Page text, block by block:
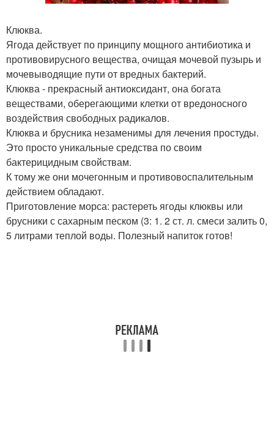
Клюква.
Ягода действует по принципу мощного антибиотика и
противовирусного вещества, очищая мочевой пузырь и
мочевыводящие пути от вредных бактерий.
Клюква - прекрасный антиоксидант, она богата
веществами, оберегающими клетки от вредоносного
воздействия свободных радикалов.
Клюква и брусника незаменимы для лечения простуды.
Это просто уникальные средства по своим
бактерицидным свойствам.
К тому же они мочегонным и противовоспалительным
действием обладают.
Приготовление морса: растереть ягоды клюквы или
брусники с сахарным песком (3: 1. 2 ст. л. смеси залить 0,
5 литрами теплой воды. Полезный напиток готов!